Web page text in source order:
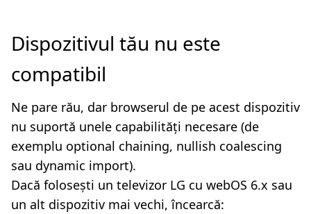
Dispozitivul tău nu este
compatibil
Ne pare rău, dar browserul de pe acest dispozitiv
nu suportă unele capabilități necesare (de
exemplu optional chaining, nullish coalescing
sau dynamic import).
Dacă folosești un televizor LG cu webOS 6.x sau
un alt dispozitiv mai vechi, încearcă: